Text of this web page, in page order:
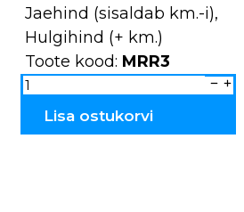
Jaehind (sisaldab km.-i),
Hulgihind (+ km.)
Toote kood: MRR3
Magnet
METALLIST
Eesti
kogusLisa ostukorvi